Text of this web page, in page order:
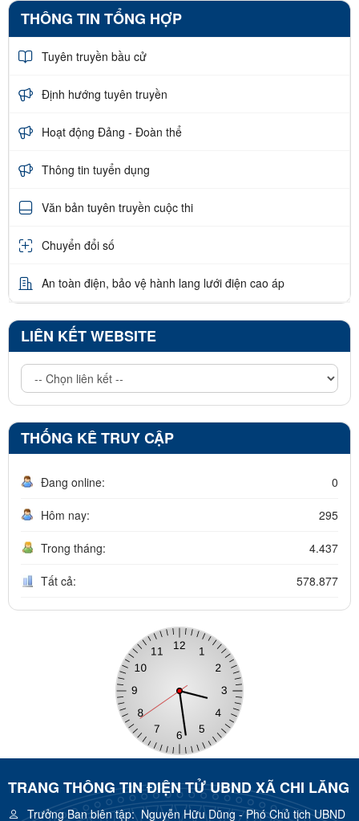
THÔNG TIN TỔNG HỢP
Tuyên truyền bầu cử
Định hướng tuyên truyền
Hoạt động Đảng - Đoàn thể
Thông tin tuyển dụng
Văn bản tuyên truyền cuộc thi
Chuyển đổi số
An toàn điện, bảo vệ hành lang lưới điện cao áp
LIÊN KẾT WEBSITE
THỐNG KÊ TRUY CẬP
Đang online: 0
Hôm nay: 295
Trong tháng: 4.437
Tất cả: 578.877
TRANG THÔNG TIN ĐIỆN TỬ UBND XÃ CHI LĂNG
Trưởng Ban biên tập:Nguyễn Hữu Dũng - Phó Chủ tịch UBND